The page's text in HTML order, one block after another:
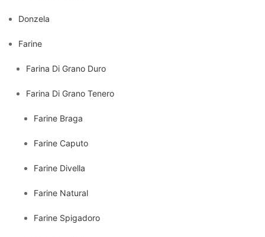
Donzela
Farine
Farina Di Grano Duro
Farina Di Grano Tenero
Farine Braga
Farine Caputo
Farine Divella
Farine Natural
Farine Spigadoro